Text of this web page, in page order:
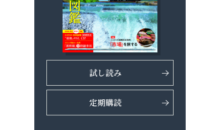
試し読み
定期購読